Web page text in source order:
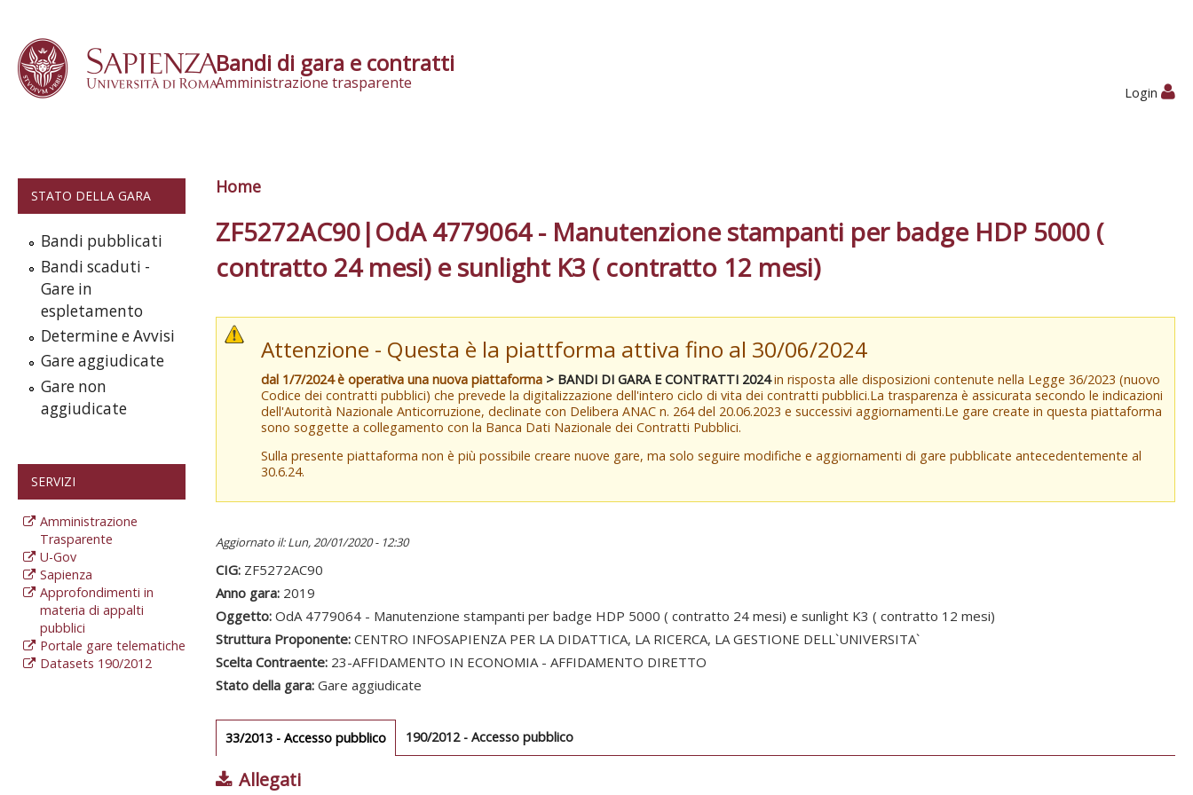
Bandi di gara e contratti
Amministrazione trasparente
Login
STATO DELLA GARA
Bandi pubblicati
Bandi scaduti -
Gare in
espletamento
Determine e Avvisi
Gare aggiudicate
Gare non
aggiudicate
SERVIZI
Amministrazione
Trasparente
U-Gov
Sapienza
Approfondimenti in
materia di appalti
pubblici
Portale gare telematiche
Datasets 190/2012
Tu sei qui
Home
ZF5272AC90|OdA 4779064 - Manutenzione stampanti per badge HDP 5000 (
contratto 24 mesi) e sunlight K3 ( contratto 12 mesi)
Attenzione - Questa è la piattforma attiva fino al 30/06/2024
dal 1/7/2024 è operativa una nuova piattaforma > BANDI DI GARA E CONTRATTI 2024in risposta alle disposizioni contenute nella Legge 36/2023 (nuovo
Codice dei contratti pubblici) che prevede la digitalizzazione dell'intero ciclo di vita dei contratti pubblici.La trasparenza è assicurata secondo le indicazioni
dell'Autorità Nazionale Anticorruzione, declinate con Delibera ANAC n. 264 del 20.06.2023 e successivi aggiornamenti.Le gare create in questa piattaforma
sono soggette a collegamento con la Banca Dati Nazionale dei Contratti Pubblici.
Sulla presente piattaforma non è più possibile creare nuove gare, ma solo seguire modifiche e aggiornamenti di gare pubblicate antecedentemente al
30.6.24.
Aggiornato il: Lun, 20/01/2020 - 12:30
CIG: ZF5272AC90
Anno gara: 2019
Oggetto: OdA 4779064 - Manutenzione stampanti per badge HDP 5000 ( contratto 24 mesi) e sunlight K3 ( contratto 12 mesi)
Struttura Proponente: CENTRO INFOSAPIENZA PER LA DIDATTICA, LA RICERCA, LA GESTIONE DELL`UNIVERSITA`
Scelta Contraente: 23-AFFIDAMENTO IN ECONOMIA - AFFIDAMENTO DIRETTO
Stato della gara: Gare aggiudicate
Gare gara
33/2013 - Accesso pubblico(scheda
attiva)
190/2012 - Accesso pubblico
Allegati